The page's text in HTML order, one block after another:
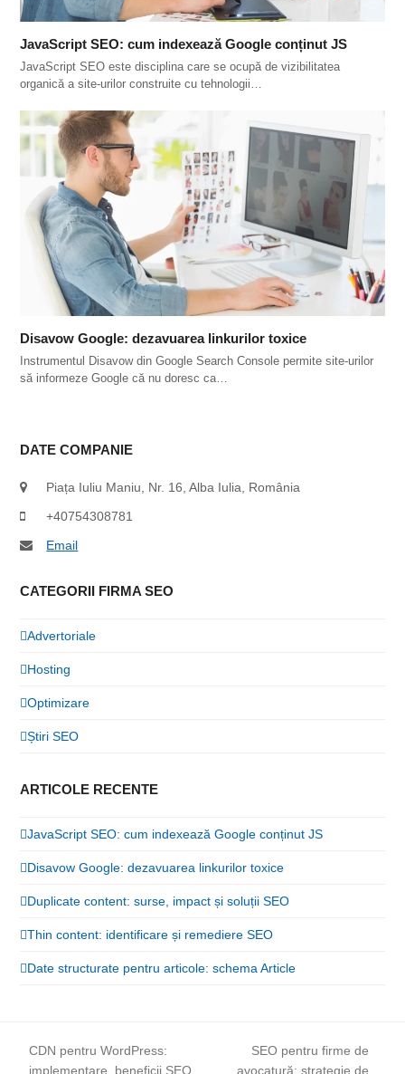
JavaScript SEO: cum indexează Google conținut JS
JavaScript SEO este disciplina care se ocupă de vizibilitatea
organică a site-urilor construite cu tehnologii…
Disavow Google: dezavuarea linkurilor toxice
Instrumentul Disavow din Google Search Console permite site-urilor
să informeze Google că nu doresc ca…
DATE COMPANIE
Piața Iuliu Maniu, Nr. 16, Alba Iulia, România
+40754308781
Email
CATEGORII FIRMA SEO
Advertoriale
Hosting
Optimizare
Știri SEO
ARTICOLE RECENTE
JavaScript SEO: cum indexează Google conținut JS
Disavow Google: dezavuarea linkurilor toxice
Duplicate content: surse, impact și soluții SEO
Thin content: identificare și remediere SEO
Date structurate pentru articole: schema Article
CDN pentru WordPress:
implementare, beneficii SEO
SEO pentru firme de
avocatură: strategie de